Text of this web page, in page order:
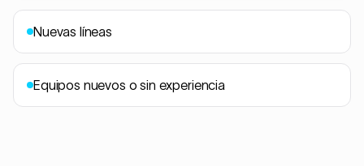
Nuevas líneas
Equipos nuevos o sin experiencia